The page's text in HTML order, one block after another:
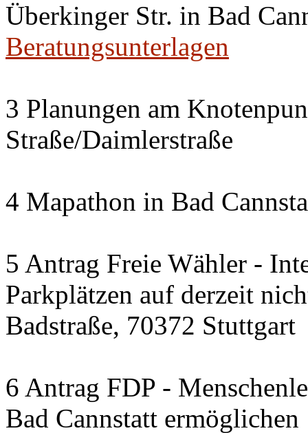
Überkinger Str. in Bad
Beratungsunterlagen
3 Planungen am
Straße/Daimlerstraße
4 Mapathon in Bad
5 Antrag Freie Wähler -
Parkplätzen auf derzeit
Badstraße, 70372 Stuttgart
6 Antrag FDP -
Bad Cannstatt ermöglichen